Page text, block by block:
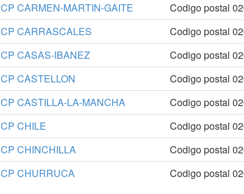
CP CARMEN-MARTIN-GAITE
Codigo postal
CP CARRASCALES
Codigo postal
CP CASAS-IBANEZ
Codigo postal
CP CASTELLON
Codigo postal
CP CASTILLA-LA-MANCHA
Codigo postal
CP CHILE
Codigo postal
CP CHINCHILLA
Codigo postal
CP CHURRUCA
Codigo postal